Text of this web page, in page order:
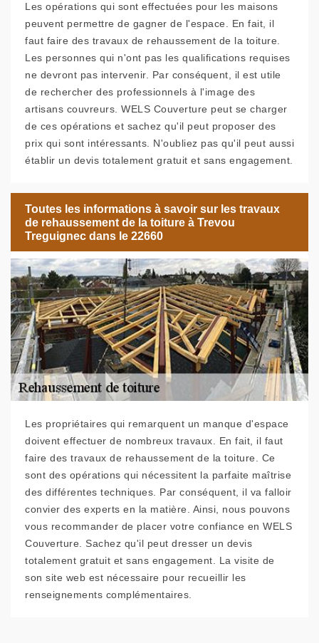
Les opérations qui sont effectuées pour les maisons
peuvent permettre de gagner de l'espace. En fait, il
faut faire des travaux de rehaussement de la toiture.
Les personnes qui n'ont pas les qualifications requises
ne devront pas intervenir. Par conséquent, il est utile
de rechercher des professionnels à l'image des
artisans couvreurs. WELS Couverture peut se charger
de ces opérations et sachez qu'il peut proposer des
prix qui sont intéressants. N'oubliez pas qu'il peut aussi
établir un devis totalement gratuit et sans engagement.
Toutes les informations à savoir sur les travaux
de rehaussement de la toiture à Trevou
Treguignec dans le 22660
Les propriétaires qui remarquent un manque d'espace
doivent effectuer de nombreux travaux. En fait, il faut
faire des travaux de rehaussement de la toiture. Ce
sont des opérations qui nécessitent la parfaite maîtrise
des différentes techniques. Par conséquent, il va falloir
convier des experts en la matière. Ainsi, nous pouvons
vous recommander de placer votre confiance en WELS
Couverture. Sachez qu'il peut dresser un devis
totalement gratuit et sans engagement. La visite de
son site web est nécessaire pour recueillir les
renseignements complémentaires.